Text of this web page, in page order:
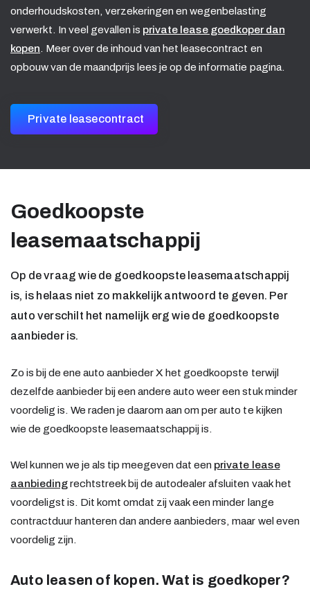
onderhoudskosten, verzekeringen en wegenbelasting
verwerkt. In veel gevallen is private lease goedkoper dan
kopen . Meer over de inhoud van het leasecontract en
opbouw van de maandprijs lees je op de informatie pagina.
Private leasecontract
Goedkoopste
leasemaatschappij
Op de vraag wie de goedkoopste leasemaatschappij
is, is helaas niet zo makkelijk antwoord te geven. Per
auto verschilt het namelijk erg wie de goedkoopste
aanbieder is.
Zo is bij de ene auto aanbieder X het goedkoopste terwijl
dezelfde aanbieder bij een andere auto weer een stuk minder
voordelig is. We raden je daarom aan om per auto te kijken
wie de goedkoopste leasemaatschappij is.
Wel kunnen we je als tip meegeven dat een private lease
aanbiedingrechtstreek bij de autodealer afsluiten vaak het
voordeligst is. Dit komt omdat zij vaak een minder lange
contractduur hanteren dan andere aanbieders, maar wel even
voordelig zijn.
Auto leasen of kopen. Wat is goedkoper?